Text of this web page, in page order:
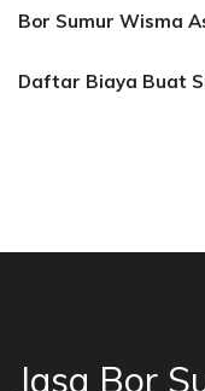
Bor Sumur Wisma
Daftar Biaya Buat
Jasa Bor